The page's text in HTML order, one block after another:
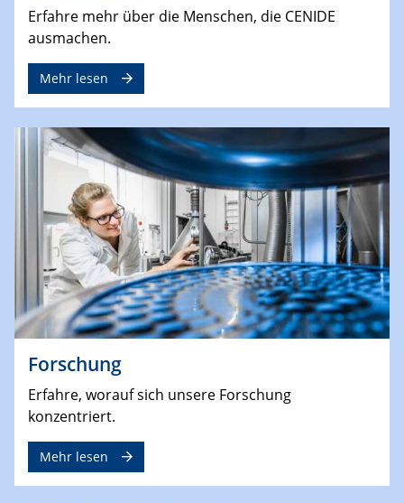
Erfahre mehr über die Menschen, die CENIDE
ausmachen.
Mehr lesen
Forschung
Erfahre, worauf sich unsere Forschung
konzentriert.
Mehr lesen